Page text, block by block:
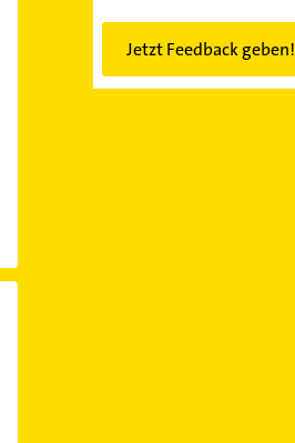
Jetzt Feedback geben!